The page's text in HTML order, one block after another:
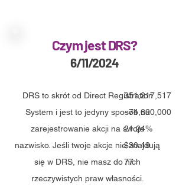
Czym jest DRS?
6/11/2024
DRS to skrót od Direct Registration
System i jest to jedyny sposób na
zarejestrowanie akcji na swoje
nazwisko. Jeśli twoje akcje nie znajdują
się w DRS, nie masz do nich
rzeczywistych praw własności.
351,217,517
~74,600,000
21.24%
$30.49
77